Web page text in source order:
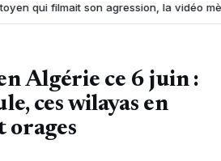
son agression, la vidéo mène à son
Algérie ce 6 juin :
ces wilayas en
orages